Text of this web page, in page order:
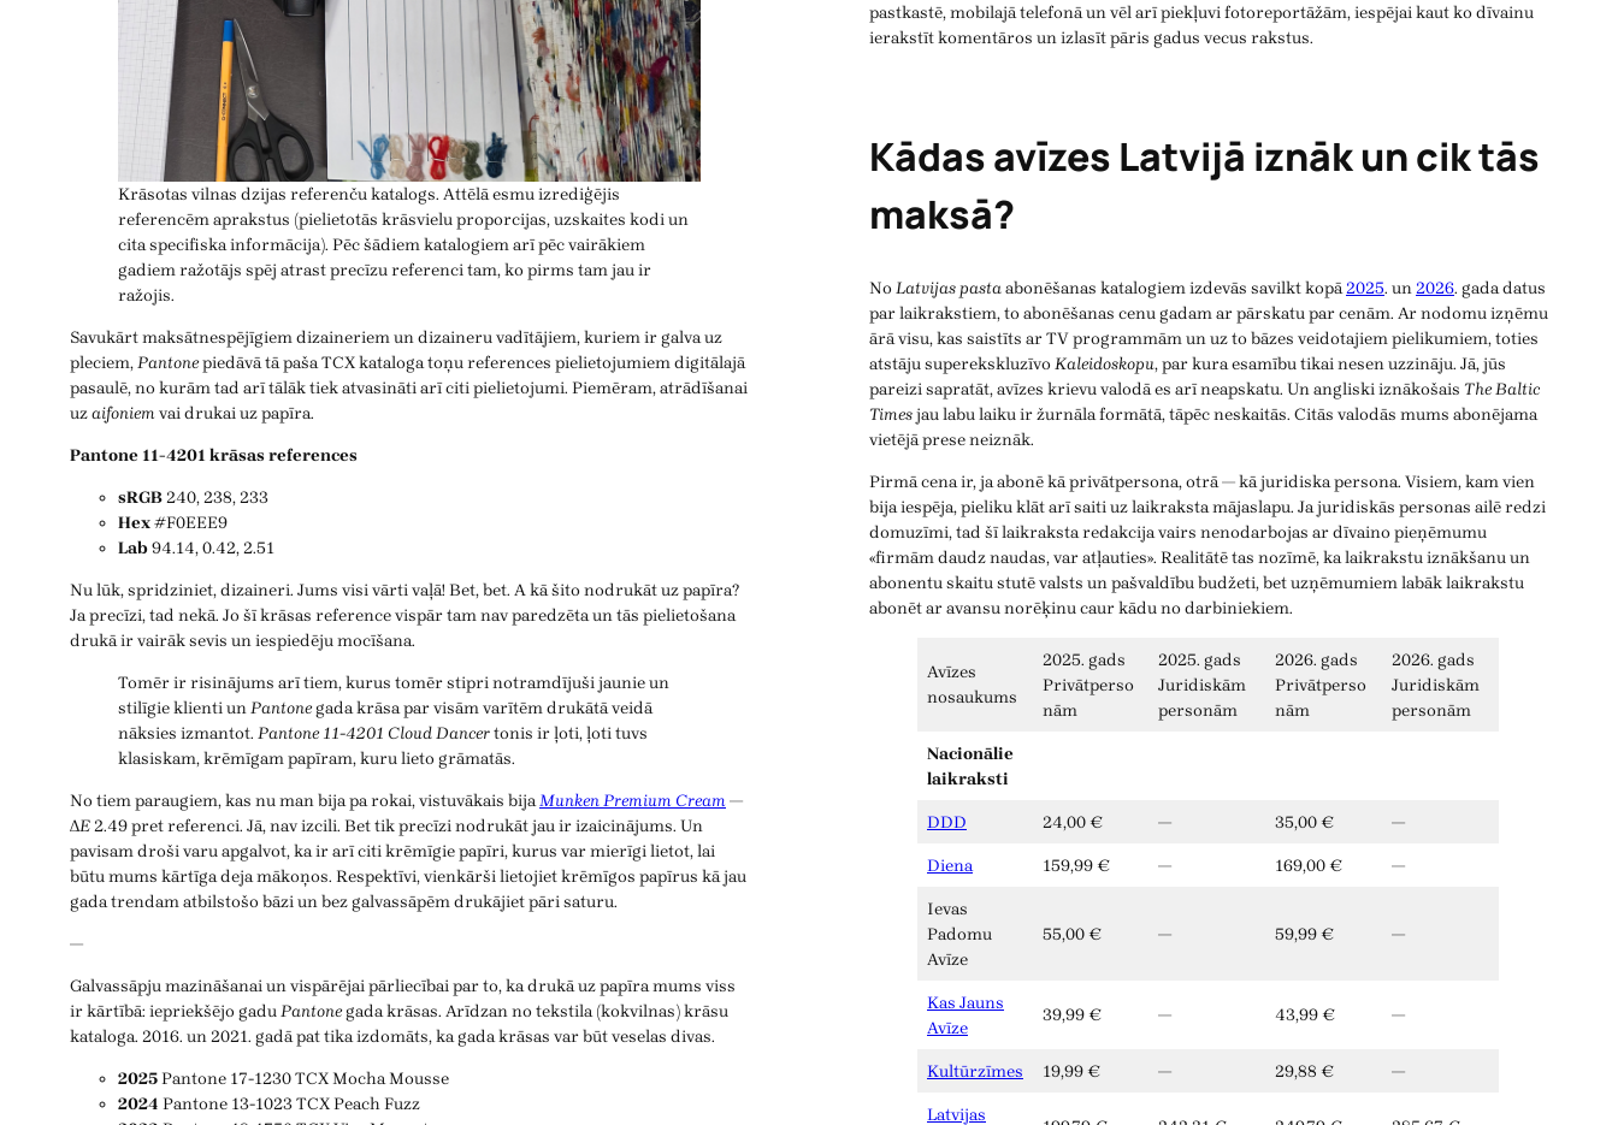
Krāsotas vilnas dzijas referenču katalogs. Attēlā esmu izrediģējis
referencēm aprakstus (pielietotās krāsvielu proporcijas, uzskaites kodi un
cita specifiska informācija). Pēc šādiem katalogiem arī pēc vairākiem
gadiem ražotājs spēj atrast precīzu referenci tam, ko pirms tam jau ir
ražojis.
Savukārt maksātnespējīgiem dizaineriem un dizaineru vadītājiem, kuriem ir galva uz
pleciem,Pantonepiedāvā tā paša TCX kataloga toņu references pielietojumiem digitālajā
pasaulē, no kurām tad arī tālāk tiek atvasināti arī citi pielietojumi. Piemēram, atrādīšanai
uzaifoniemvai drukai uz papīra.
Pantone 11-4201 krāsas references
sRGB240, 238, 233
Hex#F0EEE9
Lab94.14, 0.42, 2.51
Nu lūk, spridziniet, dizaineri. Jums visi vārti vaļā! Bet, bet. A kā šito nodrukāt uz papīra?
Ja precīzi, tad nekā. Jo šī krāsas reference vispār tam nav paredzēta un tās pielietošana
drukā ir vairāk sevis un iespiedēju mocīšana.
Tomēr ir risinājums arī tiem, kurus tomēr stipri notramdījuši jaunie un
stilīgie klienti unPantonegada krāsa par visām varītēm drukātā veidā
nāksies izmantot. Pantone 11-4201 Cloud Dancertonis ir ļoti, ļoti tuvs
klasiskam, krēmīgam papīram, kuru lieto grāmatās.
No tiem paraugiem, kas nu man bija pa rokai, vistuvākais bijaMunken Premium Cream—
ΔE2.49 pret referenci. Jā, nav izcili. Bet tik precīzi nodrukāt jau ir izaicinājums. Un
pavisam droši varu apgalvot, ka ir arī citi krēmīgie papīri, kurus var mierīgi lietot, lai
būtu mums kārtīga deja mākoņos. Respektīvi, vienkārši lietojiet krēmīgos papīrus kā jau
gada trendam atbilstošo bāzi un bez galvassāpēm drukājiet pāri saturu.
—
Galvassāpju mazināšanai un vispārējai pārliecībai par to, ka drukā uz papīra mums viss
ir kārtībā: iepriekšējo gaduPantonegada krāsas. Arīdzan no tekstila (kokvilnas) krāsu
kataloga. 2016. un 2021. gadā pat tika izdomāts, ka gada krāsas var būt veselas divas.
2025Pantone 17-1230 TCX Mocha Mousse
2024 Pantone 13-1023 TCX Peach Fuzz
pastkastē, mobilajā telefonā un vēl arī piekļuvi fotoreportāžām, iespējai kaut ko dīvainu
ierakstīt komentāros un izlasīt pāris gadus vecus rakstus.
Kādas avīzes Latvijā iznāk un cik tās
maksā?
NoLatvijas pastaabonēšanas katalogiem izdevās savilkt kopā2025. un2026. gada datus
par laikrakstiem, to abonēšanas cenu gadam ar pārskatu par cenām. Ar nodomu izņēmu
ārā visu, kas saistīts ar TV programmām un uz to bāzes veidotajiem pielikumiem, toties
atstāju superekskluzīvoKaleidoskopu, par kura esamību tikai nesen uzzināju. Jā, jūs
pareizi sapratāt, avīzes krievu valodā es arī neapskatu. Un angliski iznākošais The Baltic
Timesjau labu laiku ir žurnāla formātā, tāpēc neskaitās. Citās valodās mums abonējama
vietējā prese neiznāk.
Pirmā cena ir, ja abonē kā privātpersona, otrā — kā juridiska persona. Visiem, kam vien
bija iespēja, pieliku klāt arī saiti uz laikraksta mājaslapu. Ja juridiskās personas ailē redzi
domuzīmi, tad šī laikraksta redakcija vairs nenodarbojas ar dīvaino pieņēmumu
«firmām daudz naudas, var atļauties». Realitātē tas nozīmē, ka laikrakstu iznākšanu un
abonentu skaitu stutē valsts un pašvaldību budžeti, bet uzņēmumiem labāk laikrakstu
abonēt ar avansu norēķinu caur kādu no darbiniekiem.
Avīzes
nosaukums
2025. gads
Privātperso
nām
2025. gads
Juridiskām
personām
2026. gads
Privātperso
nām
2026. gads
Juridiskām
personām
Nacionālie
laikraksti
DDD 24,00 € — 35,00 € —
Diena 159,99 € — 169,00 € —
Ievas
Padomu
Avīze
55,00 € — 59,99 € —
Kas Jauns
Avīze
39,99 € — 43,99 € —
Kultūrzīmes 19,99 € — 29,88 € —
Latvijas